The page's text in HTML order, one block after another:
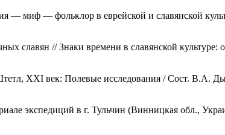
— миф — фольклор в еврейской и славянской
славян // Знаки времени в славянской культуре:
Штетл, XXI век: Полевые исследования / Сост.
экспедиций в г. Тульчин (Винницкая обл.,